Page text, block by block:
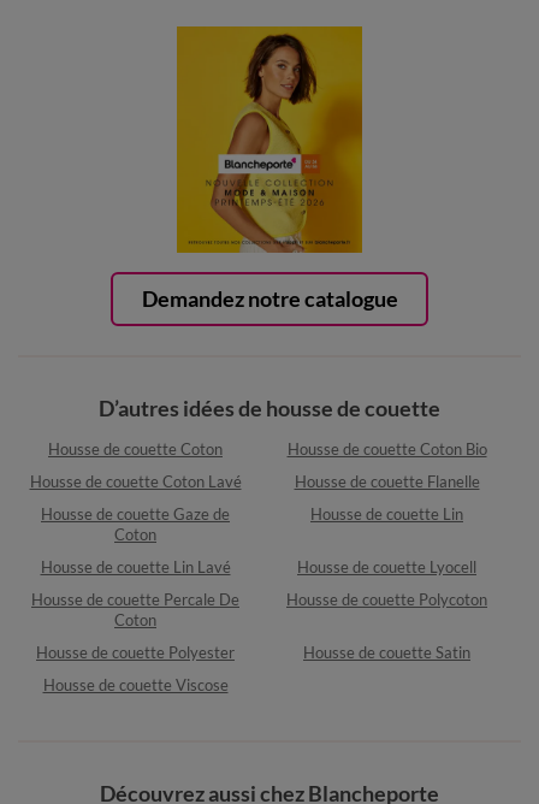
Demandez notre catalogue
D’autres idées de housse de couette
Housse de couette Coton
Housse de couette Coton Bio
Housse de couette Coton Lavé
Housse de couette Flanelle
Housse de couette Gaze de
Coton
Housse de couette Lin
Housse de couette Lin Lavé
Housse de couette Lyocell
Housse de couette Percale De
Coton
Housse de couette Polycoton
Housse de couette Polyester
Housse de couette Satin
Housse de couette Viscose
Découvrez aussi chez Blancheporte